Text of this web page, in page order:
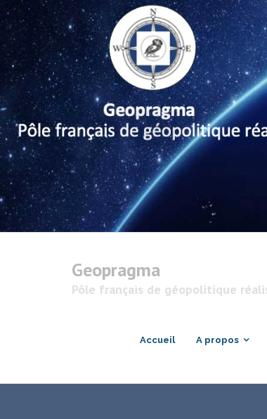
Geopragma
Pôle français de géopolitique
Accueil A propos